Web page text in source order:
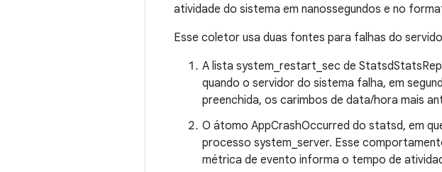
atividade do sistema em nanossegundos e no
Esse coletor usa duas fontes para falhas do
A lista system_restart_sec de
quando o servidor do sistema falha, em
preenchida, os carimbos de data/hora mais
O átomo AppCrashOccurred do statsd, em
processo system_server. Esse
métrica de evento informa o tempo de